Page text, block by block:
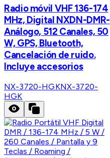
Radio móvil VHF 136-174
MHz, Digital NXDN-DMR-
Análogo, 512 Canales, 50
W, GPS, Bluetooth,
Cancelación de ruido.
Incluye accesorios
NX-3720-HGKNX-3720-
HGK